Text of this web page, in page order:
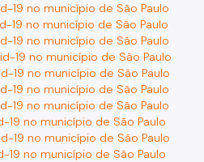
19 no município de São Paulo
19 no município de São Paulo
19 no município de São Paulo
19 no município de São Paulo
19 no município de São Paulo
19 no município de São Paulo
19 no município de São Paulo
19 no município de São Paulo
19 no município de São Paulo
19 no município de São Paulo